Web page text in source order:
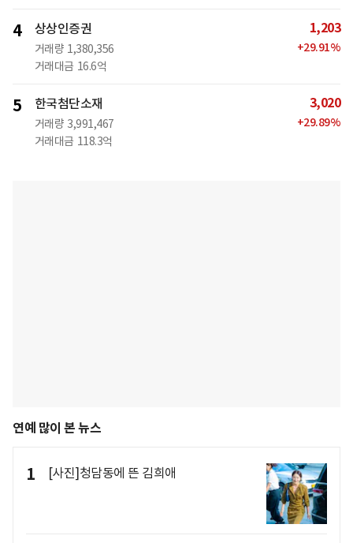
4 상상인증권
거래량 1,380,356
거래대금 16.6억
1,203
+29.91%
5 한국첨단소재
거래량 3,991,467
거래대금 118.3억
3,020
+29.89%
연예 많이 본 뉴스
1 [사진]청담동에 뜬 김희애